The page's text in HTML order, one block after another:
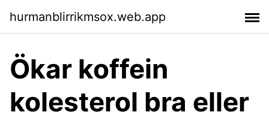
hurmanblirrikmsox.web.app
Ökar koffein
kolesterol bra eller